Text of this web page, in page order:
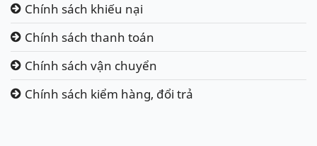
Chính sách khiếu nại
Chính sách thanh toán
Chính sách vận chuyển
Chính sách kiểm hàng, đổi trả